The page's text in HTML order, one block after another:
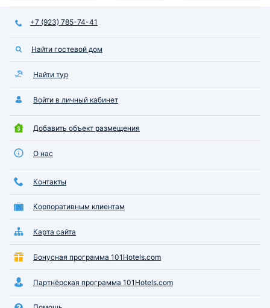
+7 (923) 785-74-41
Найти гостевой дом
Найти тур
Войти в личный кабинет
Добавить объект размещения
О нас
Контакты
Корпоративным клиентам
Карта сайта
Бонусная программа 101Hotels.com
Партнёрская программа 101Hotels.com